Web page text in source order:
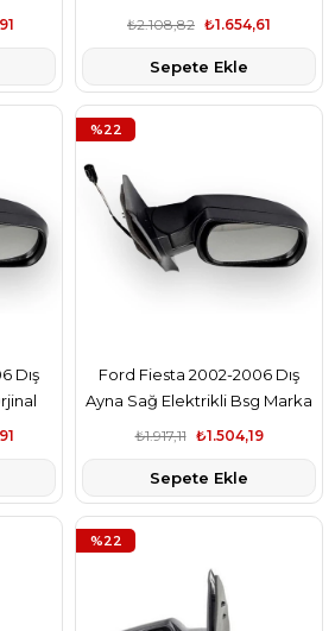
2S6117683BP
₺1.654,61
₺2.108,82
Sepete Ekle
Dış
Ford Fiesta 2002-2006 Dış
Ayna Sağ Elektrikli Bsg Marka
2S6117683BP
₺1.504,19
₺1.917,11
Sepete Ekle
%22
%22